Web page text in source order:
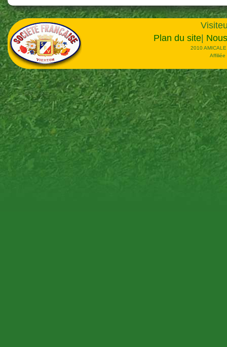
Plan du site|
2010
Affiliée